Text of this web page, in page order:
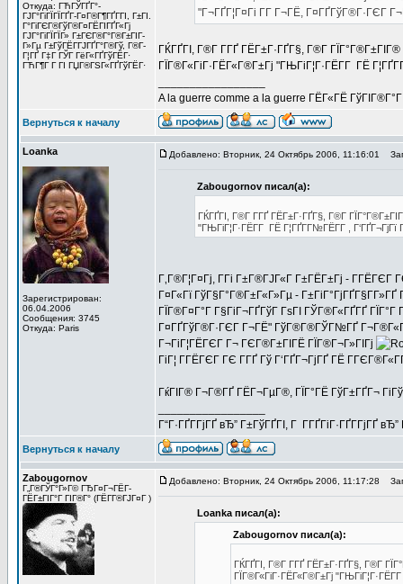
Откуда: ГЋГЎГҐГ°-
ГЈГ°ГіГЇГЇГҐГ­-Г¤Г®Г¶ГҐГ­ГІ, Г±ГІ.
Г°ГіГЄГ®ГўГ®Г¤ГЁГІГҐГ«Гј
ГЈГ°ГіГЇГЇГ» Г±ГЄГ®Г°Г®Г±ГІГ­
Г»Гµ Г±ГўГЁГ­ГЈГҐГ°Г®Гў, Г®Г­
Г¦ГҐ Г‡Г ГЎГ ГёГ«ГҐГўГЁГ·
ГЋГ¶Г Г ГІ ГЏГ®ГЅГ«ГҐГўГЁГ·
"Г¬ГҐГ¦Г¤Гі Г­Г Г¬ГЁ, Г¤ГҐГўГ®Г·ГЄГ
ГЌГҐГІ, Г®Г­ Г­ГҐ ГЁГ±Г·ГҐГ§, Г®Г­
ГЇГ®Г«ГіГ·ГЁГ«Г®Г±Гј "ГЊГіГ¦Г·ГЁГ­Г ГЁ
A la guerre comme a la guerre ГЁГ«ГЁ
Вернуться к началу
Loanka
Зарегистрирован:
06.04.2006
Сообщения: 3745
Откуда: Paris
Добавлено: Вторник, 24 Октябрь 2006, 11:16:01
Zabougornov писал(а):
ГЌГҐГІ, Г®Г­ Г­ГҐ ГЁГ±Г·ГҐГ§, Г®Г­
"ГЊГіГ¦Г·ГЁГ­Г ГЁ Г¦ГҐГ­Г№ГЁГ­Г , Г‘ГҐГ¬ГјГї
Г‚Г®Г¦Г¤Гј, Г­Гі Г±Г®ГЈГ«Г Г±ГЁГ±Гј -
Г¤Г«Гї ГўГ§Г°Г®Г±Г«Г»Гµ -
ГЇГ®Г¤Г°Г Г§ГіГ¬ГҐГўГ ГѕГІ ГЎГ®Г«ГҐГҐ
Г¤ГҐГўГ®Г·ГЄГ Г¬ГЁ" ГўГ®Г®ГЎГ№ГҐ
Г¬ГіГ¦ГЁГЄГ Г¬ ГЄГ®Г±ГІГЁ ГЇГ®Г¬Г»ГІГј
ГіГ¦ Г­ГЁГЄГ ГЄ Г­ГҐ Гў Г‘ГҐГ¬ГјГҐ ГЁ
ГќГІГ® Г¬Г®ГҐ ГЁГ¬ГµГ®, ГЇГ°ГЁ ГўГ±ГҐГ¬
Г“Г·ГҐГ­ГјГҐ вЂ” Г±ГўГҐГІ, Г Г­ГҐГіГ·ГҐГ­ГјГҐ
Вернуться к началу
Zabougornov
Г„Г®ГЎГ°Г»Г© ГЂГ¤Г¬ГЁГ­
ГЁГ±ГІГ°Г ГІГ®Г° (ГЁГ­Г®ГЈГ¤Г )
Добавлено: Вторник, 24 Октябрь 2006, 11:17:28
Loanka писал(а):
Zabougornov писал(а):
ГЌГҐГІ, Г®Г­ Г­ГҐ ГЁГ±Г·ГҐГ§, Г®Г­
ГЇГ®Г«ГіГ·ГЁГ«Г®Г±Гј